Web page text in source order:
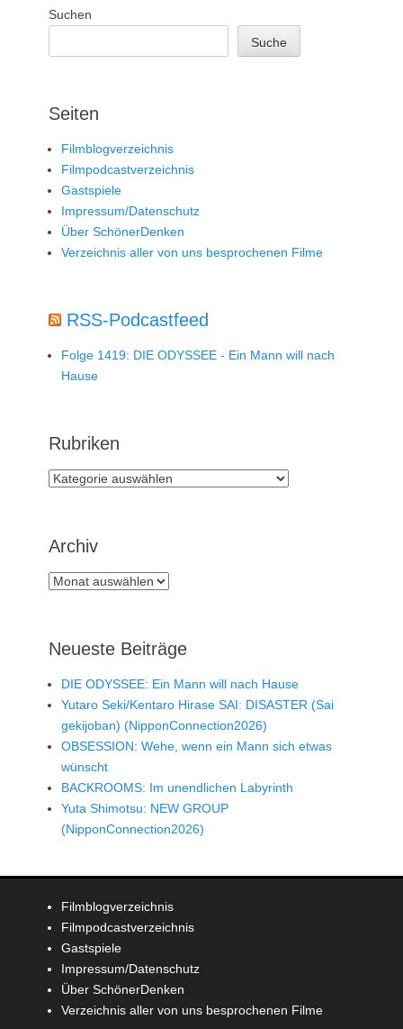
Suchen
Suche
Seiten
Filmblogverzeichnis
Filmpodcastverzeichnis
Gastspiele
Impressum/Datenschutz
Über SchönerDenken
Verzeichnis aller von uns besprochenen Filme
RSS-Podcastfeed
Folge 1419: DIE ODYSSEE - Ein Mann will nach
Hause
Rubriken
Rubriken
Archiv
Archiv
Neueste Beiträge
DIE ODYSSEE: Ein Mann will nach Hause
Yutaro Seki/Kentaro Hirase SAI: DISASTER (Sai
gekijoban) (NipponConnection2026)
OBSESSION: Wehe, wenn ein Mann sich etwas
wünscht
BACKROOMS: Im unendlichen Labyrinth
Yuta Shimotsu: NEW GROUP
(NipponConnection2026)
Filmblogverzeichnis
Filmpodcastverzeichnis
Gastspiele
Impressum/Datenschutz
Über SchönerDenken
Verzeichnis aller von uns besprochenen Filme